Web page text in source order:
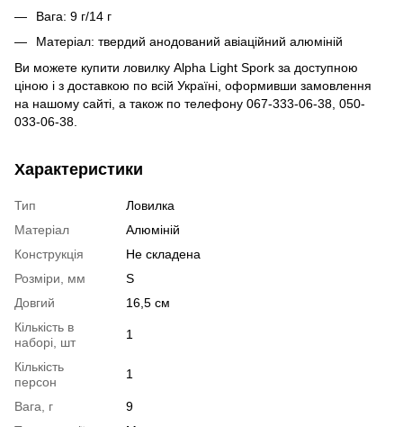
Вага: 9 г/14 г
Матеріал: твердий анодований авіаційний алюміній
Ви можете купити ловилку Alpha Light Spork за доступною
ціною і з доставкою по всій Україні, оформивши замовлення
на нашому сайті, а також по телефону 067-333-06-38, 050-
033-06-38.
Характеристики
Тип
Ловилка
Матеріал
Алюміній
Конструкція
Не складена
Розміри, мм
S
Довгий
16,5 см
Кількість в
наборі, шт
1
Кількість
персон
1
Вага, г
9